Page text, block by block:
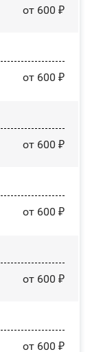
от 600 ₽
от 600 ₽
от 600 ₽
от 600 ₽
от 600 ₽
от 600 ₽